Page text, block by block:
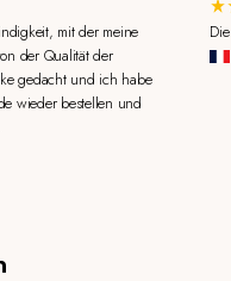
mit der meine
der Qualität der
gedacht und ich habe
wieder bestellen und